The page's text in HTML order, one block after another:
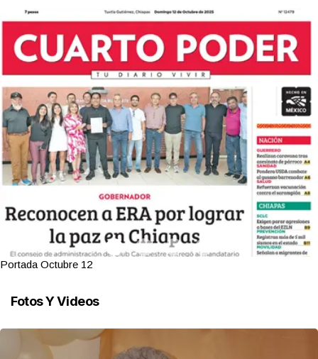
Portada Octubre 12
Fotos Y Videos